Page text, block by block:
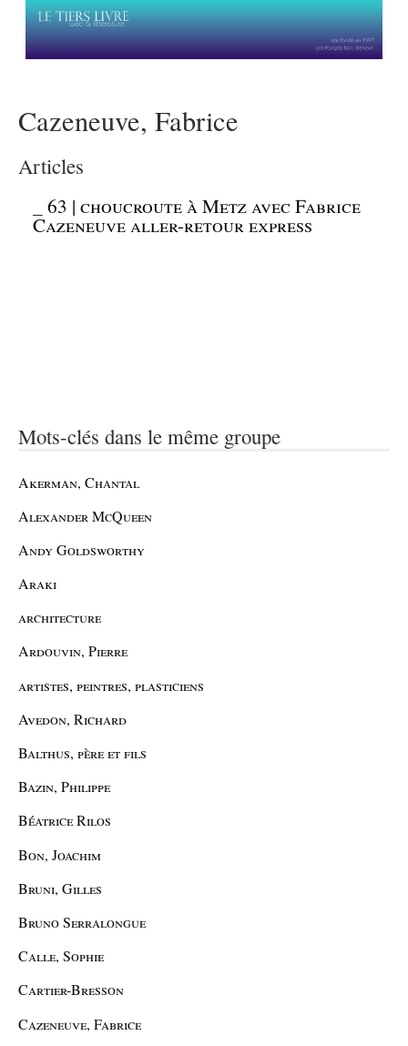
Cazeneuve, Fabrice
Articles
_63 | choucroute à Metz avec Fabrice
Cazeneuve aller-retour express
Mots-clés dans le même groupe
Akerman, Chantal
Alexander McQueen
Andy Goldsworthy
Araki
architecture
Ardouvin, Pierre
artistes, peintres, plasticiens
Avedon, Richard
Balthus, père et fils
Bazin, Philippe
Béatrice Rilos
Bon, Joachim
Bruni, Gilles
Bruno Serralongue
Calle, Sophie
Cartier-Bresson
Cazeneuve, Fabrice